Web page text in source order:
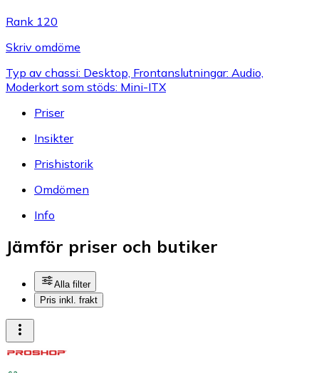
Rank 120
Skriv omdöme
Typ av chassi: Desktop, Frontanslutningar: Audio,
Moderkort som stöds: Mini-ITX
Priser
Insikter
Prishistorik
Omdömen
Info
Jämför priser och butiker
Alla filter
Pris inkl. frakt